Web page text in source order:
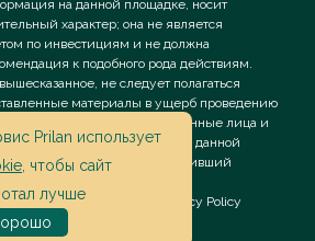
на данной площадке, носит
характер; она не является
по инвестициям и не должна
к подобного рода действиям.
не следует полагаться
материалы в ущерб проведению
«Prilan» его аффилированные лица и
за использование данной
косвенный ущерб, наступивший
and the Google
Privacy Policy
Prilan использует
, чтобы сайт
лучше